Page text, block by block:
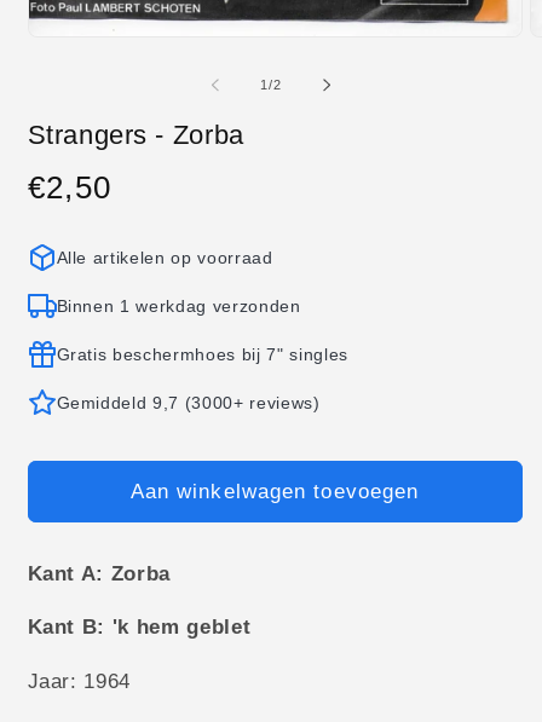
1/van
2
Strangers - Zorba
Normale
€2,50
Alle artikelen op voorraad
Binnen 1 werkdag verzonden
Gratis beschermhoes bij 7" singles
Gemiddeld 9,7 (3000+ reviews)
Aan winkelwagen toevoegen
Kant A: Zorba
Kant B: 'k hem geblet
Jaar: 1964